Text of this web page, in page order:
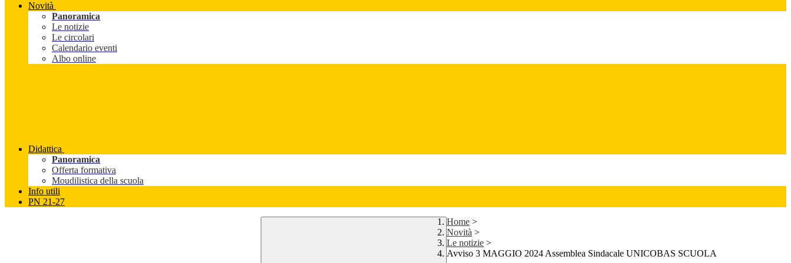
Novità
Panoramica
Le notizie
Le circolari
Calendario eventi
Albo online
Didattica
Panoramica
Offerta formativa
Moudilistica della scuola
Info utili
PN 21-27
Home >
Novità >
Le notizie >
Avviso 3 MAGGIO 2024 Assemblea Sindacale UNICOBAS SCUOLA